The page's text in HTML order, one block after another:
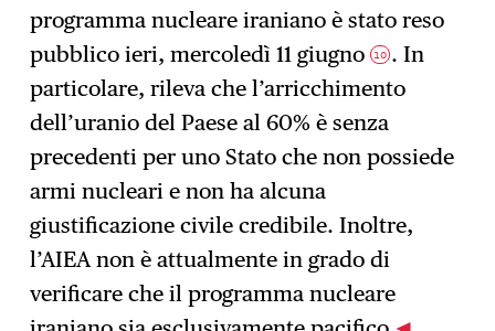
programma nucleare iraniano è stato reso
pubblico ieri, mercoledì 11 giugno10 . In
particolare, rileva che l’arricchimento
dell’uranio del Paese al 60% è senza
precedenti per uno Stato che non possiede
armi nucleari e non ha alcuna
giustificazione civile credibile. Inoltre,
l’AIEA non è attualmente in grado di
verificare che il programma nucleare